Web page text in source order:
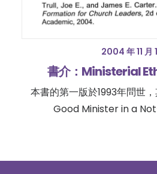
2004 年 11 月
書介：Ministerial
本書的第一版於1993年問世
Good Minister in a